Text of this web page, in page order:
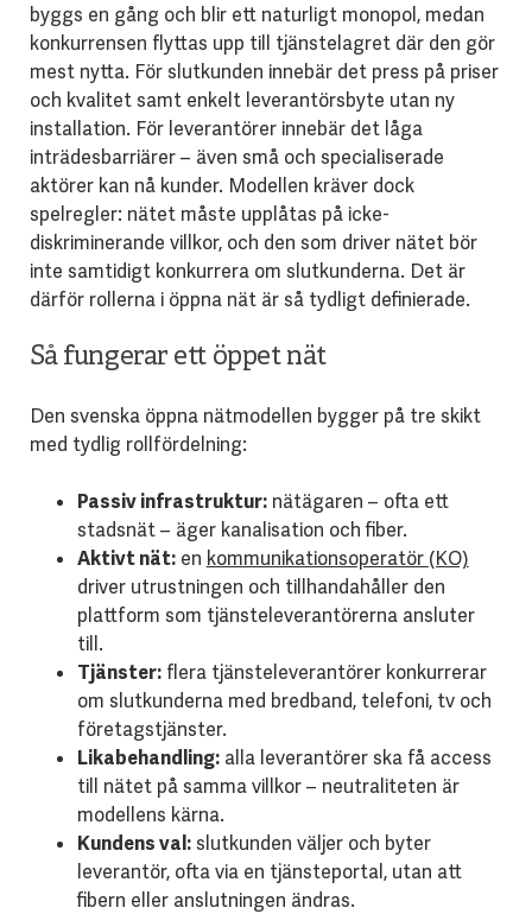
byggs en gång och blir ett naturligt monopol, medan
konkurrensen flyttas upp till tjänstelagret där den gör
mest nytta. För slutkunden innebär det press på priser
och kvalitet samt enkelt leverantörsbyte utan ny
installation. För leverantörer innebär det låga
inträdesbarriärer – även små och specialiserade
aktörer kan nå kunder. Modellen kräver dock
spelregler: nätet måste upplåtas på icke-
diskriminerande villkor, och den som driver nätet bör
inte samtidigt konkurrera om slutkunderna. Det är
därför rollerna i öppna nät är så tydligt definierade.
Så fungerar ett öppet nät
Den svenska öppna nätmodellen bygger på tre skikt
med tydlig rollfördelning:
Passiv infrastruktur:nätägaren – ofta ett
stadsnät – äger kanalisation och fiber.
Aktivt nät:en kommunikationsoperatör (KO)
driver utrustningen och tillhandahåller den
plattform som tjänsteleverantörerna ansluter
till.
Tjänster:flera tjänsteleverantörer konkurrerar
om slutkunderna med bredband, telefoni, tv och
företagstjänster.
Likabehandling:alla leverantörer ska få access
till nätet på samma villkor – neutraliteten är
modellens kärna.
Kundens val:slutkunden väljer och byter
leverantör, ofta via en tjänsteportal, utan att
fibern eller anslutningen ändras.